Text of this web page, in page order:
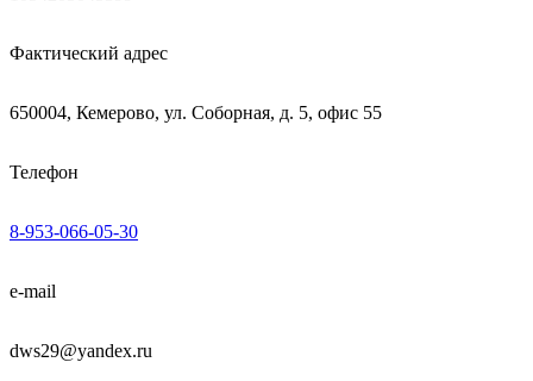
Фактический адрес
650004, Кемерово, ул. Соборная, д. 5, офис 55
Телефон
8-953-066-05-30
e-mail
dws29@yandex.ru